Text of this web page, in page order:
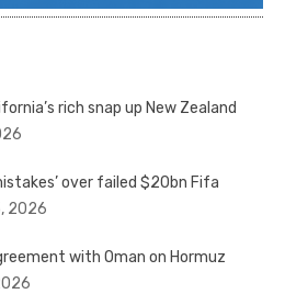
rich snap up New Zealand
over failed $20bn Fifa
2026
with Oman on Hormuz